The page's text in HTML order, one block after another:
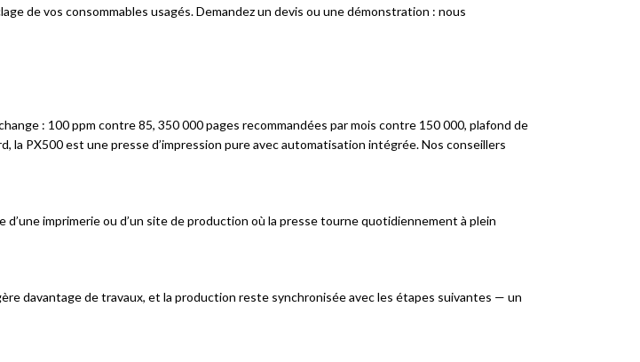
de vos consommables usagés. Demandez un devis ou une démonstration : nous
: 100 ppm contre 85, 350 000 pages recommandées par mois contre 150 000, plafond de
la PX500 est une presse d’impression pure avec automatisation intégrée. Nos conseillers
d’une imprimerie ou d’un site de production où la presse tourne quotidiennement à plein
davantage de travaux, et la production reste synchronisée avec les étapes suivantes — un